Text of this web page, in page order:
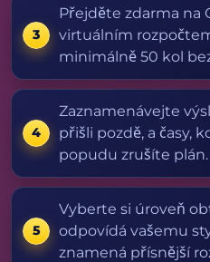
Přejděte zdarma na
virtuálním
minimálně 50 kol
Zaznamenávejte
přišli pozdě, a časy,
popudu zrušíte plán.
Vyberte si úroveň
odpovídá vašemu
znamená přísnější